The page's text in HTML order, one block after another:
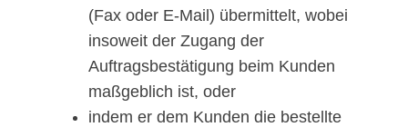
(Fax oder E-Mail) übermittelt, wobei
insoweit der Zugang der
Auftragsbestätigung beim Kunden
maßgeblich ist, oder
indem er dem Kunden die bestellte